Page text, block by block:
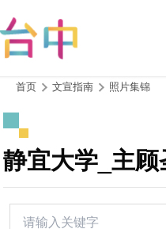
首页 文宣指南 照片集锦
静宜大学_主